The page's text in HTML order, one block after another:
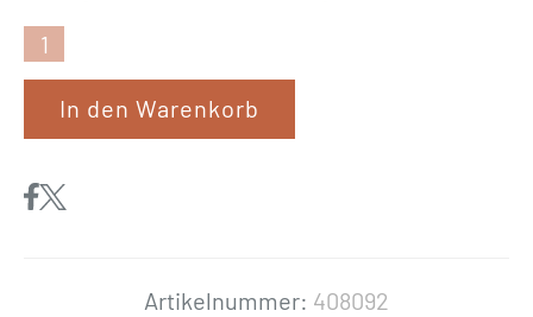
r
f
In den Warenkorb
Artikelnummer: 408092